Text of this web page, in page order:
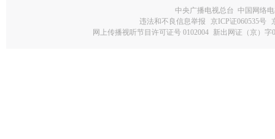
中央广播电视总台 中国网络
违法和不良信息举报
京ICP证060535号
网上传播视听节目许可证号 0102004 新出网证（京）